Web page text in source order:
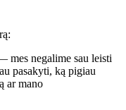
negalime sau leisti
pasakyti, ką pigiau
ar mano